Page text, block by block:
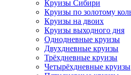
Круизы Сибири
Круизы по золотому
Круизы на двоих
Круизы выходного дня
Однодневные круизы
Двухдневные круизы
Трёхдневные круизы
Четырёхдневные круизы